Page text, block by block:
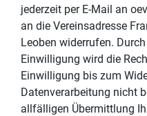
jederzeit per E-Mail an
an die Vereinsadresse
Leoben widerrufen.
Einwilligung wird die
Einwilligung bis zum
Datenverarbeitung nicht
allfälligen Übermittlung